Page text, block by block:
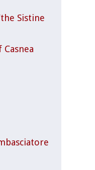
Sistine